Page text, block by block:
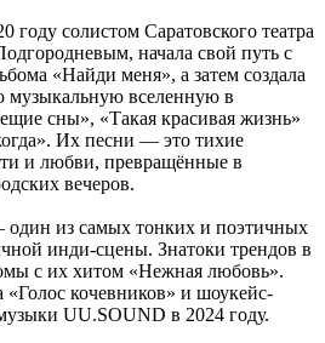
году солистом Саратовского театра
начала свой путь с
«Найди меня», а затем создала
музыкальную вселенную в
сны», «Такая красивая жизнь»
Их песни — это тихие
и любви, превращённые в
вечеров.
из самых тонких и поэтичных
инди-сцены. Знатоки трендов в
с их хитом «Нежная любовь».
кочевников» и шоукейс-
UU.SOUND в 2024 году.